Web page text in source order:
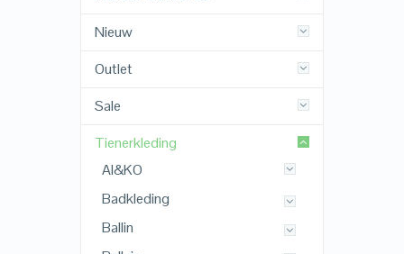
Nieuw
Outlet
Sale
Tienerkleding
AI&KO
Badkleding
Ballin